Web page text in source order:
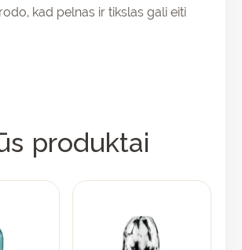
kad pelnas ir tikslas gali eiti
produktai